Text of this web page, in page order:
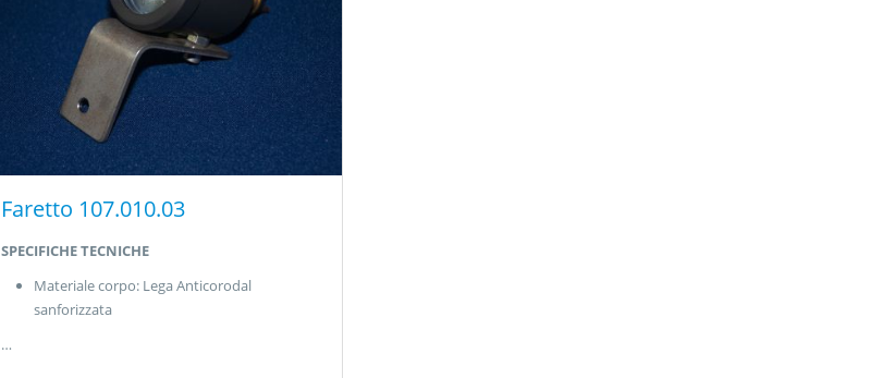
Faretto 107.010.03
SPECIFICHE TECNICHE
Materiale corpo: Lega Anticorodal
sanforizzata
…